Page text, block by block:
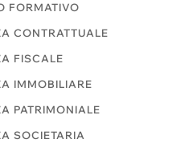
FORMATIVO
CONTRATTUALE
FISCALE
IMMOBILIARE
PATRIMONIALE
SOCIETARIA